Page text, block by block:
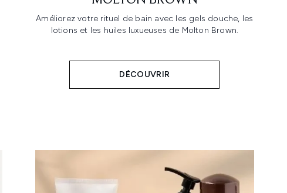
Améliorez votre rituel de bain avec les gels douche, les
lotions et les huiles luxueuses de Molton Brown.
DÉCOUVRIR